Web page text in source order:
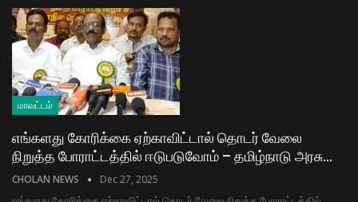
மாவட்டம்
எங்களது கோரிக்கை ஏற்காவிட்டால் தொடர் வேலை
நிறுத்த போராட்டத்தில் ஈடுபடுவோம் – தமிழ்நாடு அரசு…
CHOLAN NEWS Dec 27, 2025